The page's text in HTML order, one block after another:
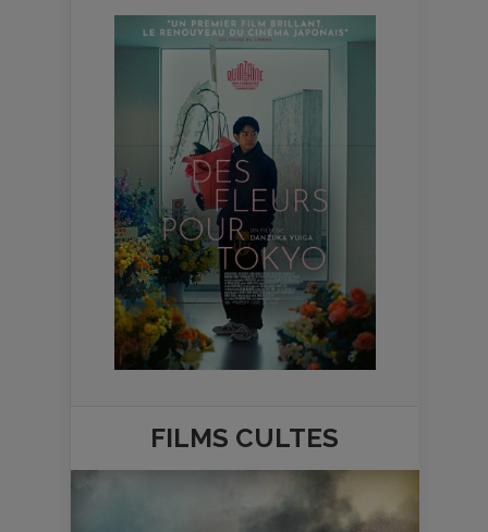
FILMS CULTES